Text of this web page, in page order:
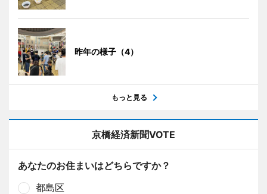
昨年の様子（4）
もっと見る
京橋経済新聞VOTE
あなたのお住まいはどちらですか？
都島区